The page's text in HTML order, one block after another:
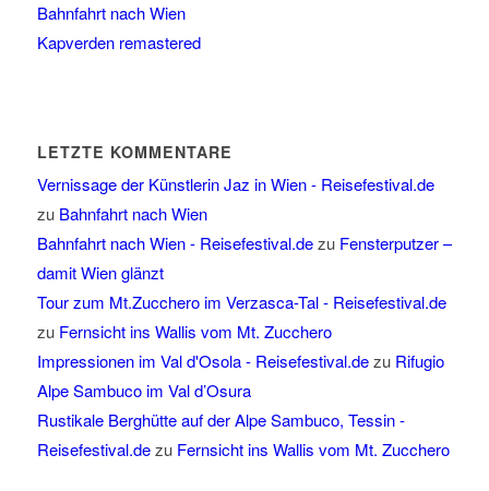
Bahnfahrt nach Wien
Kapverden remastered
LETZTE KOMMENTARE
Vernissage der Künstlerin Jaz in Wien - Reisefestival.de
zu Bahnfahrt nach Wien
Bahnfahrt nach Wien - Reisefestival.dezu Fensterputzer –
damit Wien glänzt
Tour zum Mt.Zucchero im Verzasca-Tal - Reisefestival.de
zu Fernsicht ins Wallis vom Mt. Zucchero
Impressionen im Val d'Osola - Reisefestival.dezu Rifugio
Alpe Sambuco im Val d’Osura
Rustikale Berghütte auf der Alpe Sambuco, Tessin -
Reisefestival.dezu Fernsicht ins Wallis vom Mt. Zucchero